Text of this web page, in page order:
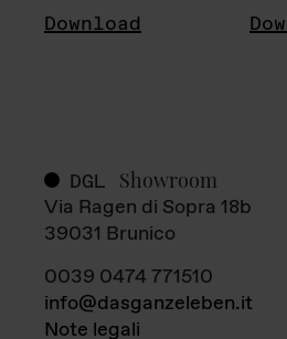
Download
DGL Showroom
Via Ragen di Sopra 18b
39031 Brunico
0039 0474 771510
info@dasganzeleben.it
Note legali